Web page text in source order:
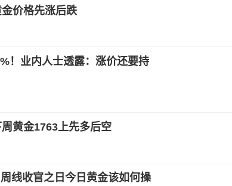
价格先涨后跌
！业内人士透露：涨价还要持
黄金1763上先多后空
线收官之日今日黄金该如何操